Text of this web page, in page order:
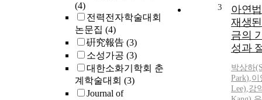
(4)
전력전자학술대회
논문집 (4)
硏究報告 (3)
소성가공 (3)
대한소화기학회 춘
계학술대회 (3)
Journal of
3
아연
재생
금의
성과
박상하
Park),이
Lee),강